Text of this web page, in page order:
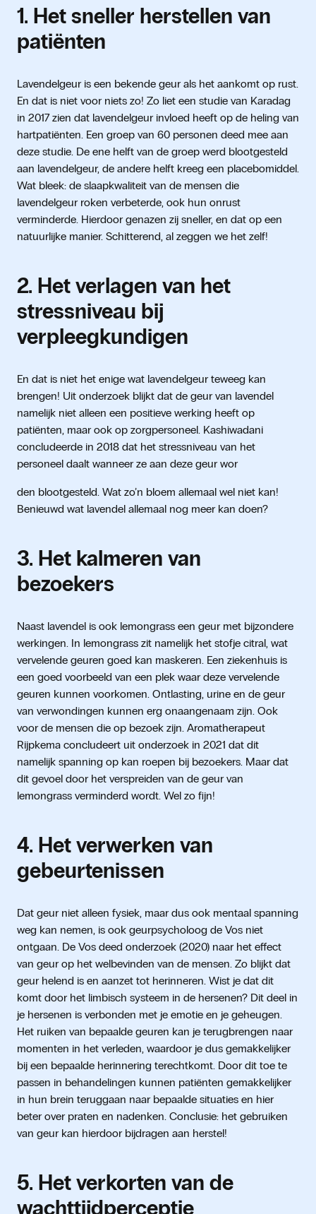
1. Het sneller herstellen van
patiënten
Lavendelgeur is een bekende geur als het aankomt op rust.
En dat is niet voor niets zo! Zo liet een studie van Karadag
in 2017 zien dat lavendelgeur invloed heeft op de heling van
hartpatiënten. Een groep van 60 personen deed mee aan
deze studie. De ene helft van de groep werd blootgesteld
aan lavendelgeur, de andere helft kreeg een placebomiddel.
Wat bleek: de slaapkwaliteit van de mensen die
lavendelgeur roken verbeterde, ook hun onrust
verminderde. Hierdoor genazen zij sneller, en dat op een
natuurlijke manier. Schitterend, al zeggen we het zelf!
2. Het verlagen van het
stressniveau bij
verpleegkundigen
En dat is niet het enige wat lavendelgeur teweeg kan
brengen! Uit onderzoek blijkt dat de geur van lavendel
namelijk niet alleen een positieve werking heeft op
patiënten, maar ook op zorgpersoneel. Kashiwadani
concludeerde in 2018 dat het stressniveau van het
personeel daalt wanneer ze aan deze geur wor
den blootgesteld. Wat zo’n bloem allemaal wel niet kan!
Benieuwd wat lavendel allemaal nog meer kan doen?
3. Het kalmeren van
bezoekers
Naast lavendel is ook lemongrass een geur met bijzondere
werkingen. In lemongrass zit namelijk het stofje citral, wat
vervelende geuren goed kan maskeren. Een ziekenhuis is
een goed voorbeeld van een plek waar deze vervelende
geuren kunnen voorkomen. Ontlasting, urine en de geur
van verwondingen kunnen erg onaangenaam zijn. Ook
voor de mensen die op bezoek zijn. Aromatherapeut
Rijpkema concludeert uit onderzoek in 2021 dat dit
namelijk spanning op kan roepen bij bezoekers. Maar dat
dit gevoel door het verspreiden van de geur van
lemongrass verminderd wordt. Wel zo fijn!
4. Het verwerken van
gebeurtenissen
Dat geur niet alleen fysiek, maar dus ook mentaal spanning
weg kan nemen, is ook geurpsycholoog de Vos niet
ontgaan. De Vos deed onderzoek (2020) naar het effect
van geur op het welbevinden van de mensen. Zo blijkt dat
geur helend is en aanzet tot herinneren. Wist je dat dit
komt door het limbisch systeem in de hersenen? Dit deel in
je hersenen is verbonden met je emotie en je geheugen.
Het ruiken van bepaalde geuren kan je terugbrengen naar
momenten in het verleden, waardoor je dus gemakkelijker
bij een bepaalde herinnering terechtkomt. Door dit toe te
passen in behandelingen kunnen patiënten gemakkelijker
in hun brein teruggaan naar bepaalde situaties en hier
beter over praten en nadenken. Conclusie: het gebruiken
van geur kan hierdoor bijdragen aan herstel!
5. Het verkorten van de
wachttijdperceptie